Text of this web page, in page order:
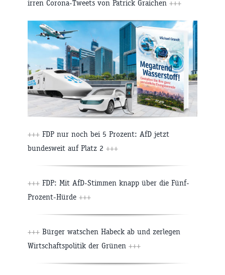
irren Corona-Tweets von Patrick Graichen +++
+++ FDP nur noch bei 5 Prozent: AfD jetzt
bundesweit auf Platz 2 +++
+++ FDP: Mit AfD-Stimmen knapp über die Fünf-
Prozent-Hürde +++
+++ Bürger watschen Habeck ab und zerlegen
Wirtschaftspolitik der Grünen +++